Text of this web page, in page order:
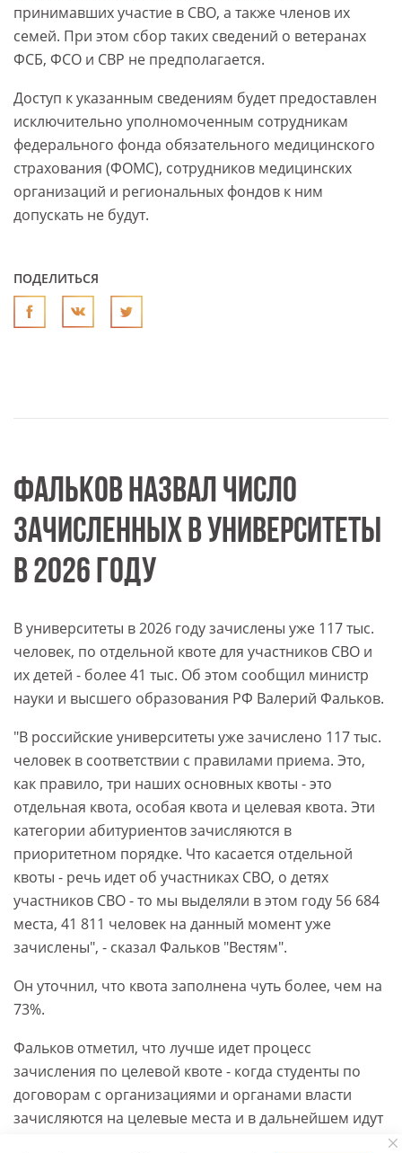
принимавших участие в СВО, а также членов их
семей. При этом сбор таких сведений о ветеранах
ФСБ, ФСО и СВР не предполагается.
Доступ к указанным сведениям будет предоставлен
исключительно уполномоченным сотрудникам
федерального фонда обязательного медицинского
страхования (ФОМС), сотрудников медицинских
организаций и региональных фондов к ним
допускать не будут.
ПОДЕЛИТЬСЯ
ФАЛЬКОВ НАЗВАЛ ЧИСЛО
ЗАЧИСЛЕННЫХ В УНИВЕРСИТЕТЫ
В 2026 ГОДУ
В университеты в 2026 году зачислены уже 117 тыс.
человек, по отдельной квоте для участников СВО и
их детей - более 41 тыс. Об этом сообщил министр
науки и высшего образования РФ Валерий Фальков.
"В российские университеты уже зачислено 117 тыс.
человек в соответствии с правилами приема. Это,
как правило, три наших основных квоты - это
отдельная квота, особая квота и целевая квота. Эти
категории абитуриентов зачисляются в
приоритетном порядке. Что касается отдельной
квоты - речь идет об участниках СВО, о детях
участников СВО - то мы выделяли в этом году 56 684
места, 41 811 человек на данный момент уже
зачислены", - сказал Фальков "Вестям".
Он уточнил, что квота заполнена чуть более, чем на
73%.
Фальков отметил, что лучше идет процесс
зачисления по целевой квоте - когда студенты по
договорам с организациями и органами власти
зачисляются на целевые места и в дальнейшем идут